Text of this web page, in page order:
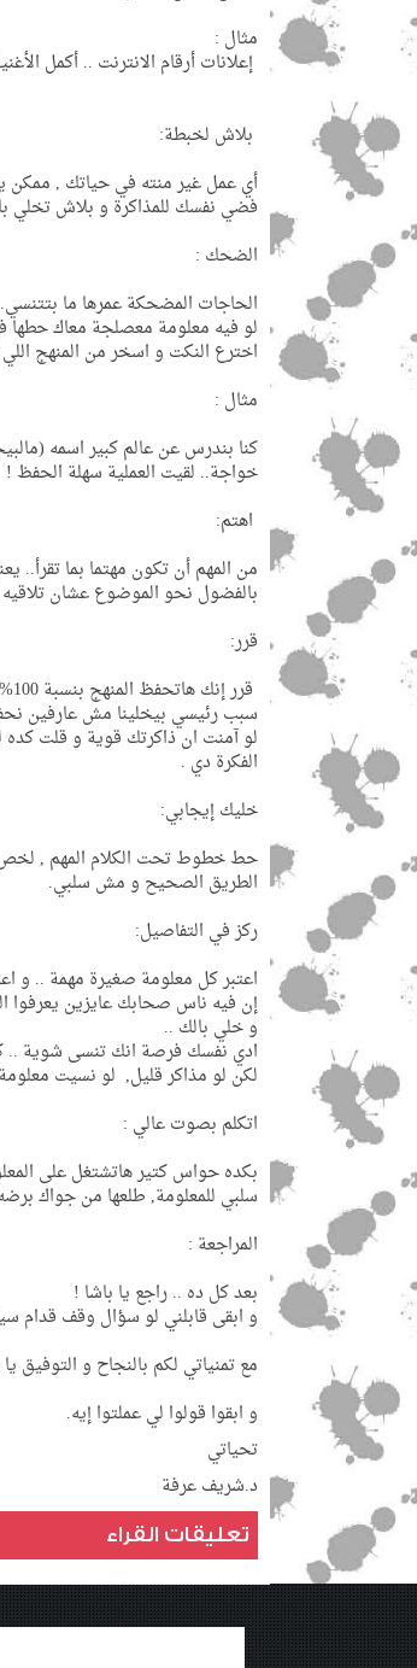
مثال :
إعلانات أرقام الانترنت .. أكمل الأغنية : 0777(و
بلاش لخبطة:
أي عمل غير منته في حياتك , ممكن
فضي نفسك للمذاكرة و بلاش تخلي بالك
الضحك :
الحاجات المضحكة عمرها ما
لو فيه معلومة معصلجة معاك حطها
اخترع النكت و اسخر من المنهج
مثال :
كنا بندرس عن عالم كبير اسمه
خواجة.. لقيت العملية سهلة الحفظ !
اهتم:
من المهم أن تكون مهتما بما
بالفضول نحو الموضوع عشان
قرر:
قرر إنك هاتحفظ المنهج بنسبة 100% مهما كلفك الأمر , و ذاكر بهذه العقلية و انت مصمم إن : يا انا يا الأمتحان بقى !
سبب رئيسي بيخلينا مش عارفين
لو آمنت ان ذاكرتك قوية و قلت
الفكرة دي .
خليك إيجابي:
حط خطوط تحت الكلام المهم ,
الطريق الصحيح و مش سلبي.
ركز في التفاصيل:
اعتبر كل معلومة صغيرة مهمة .. و
إن فيه ناس صحابك عايزين يعرفوا
و خلي بالك ..
ادي نفسك فرصة انك تنسى شوية ..
لكن لو مذاكر قليل, لو نسيت
اتكلم بصوت عالي :
بكده حواس كتير هاتشتغل على
سلبي للمعلومة, طلعها من جواك
المراجعة :
بعد كل ده .. راجع يا باشا !
و ابقى قابلني لو سؤال وقف قدام
مع تمنياتي لكم بالنجاح و التوفيق
و ابقوا قولوا لي عملتوا إيه.
تحياتي
د.شريف عرفة
تعليقات القراء